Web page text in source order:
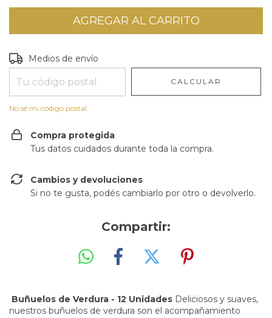
Entregas para el CP:
Medios de envío
CALCULAR
No sé mi código postal
Compra protegida
Tus datos cuidados durante toda la compra.
Cambios y devoluciones
Si no te gusta, podés cambiarlo por otro o devolverlo.
Compartir:
Buñuelos de Verdura - 12 Unidades Deliciosos y suaves,
nuestros buñuelos de verdura son el acompañamiento